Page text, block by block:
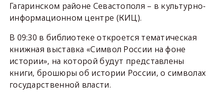
Гагаринском районе Севастополя – в культурно-
информационном центре (КИЦ).
В 09:30 в библиотеке откроется тематическая
книжная выставка «Символ России на фоне
истории», на которой будут представлены
книги, брошюры об истории России, о символах
государственной власти.